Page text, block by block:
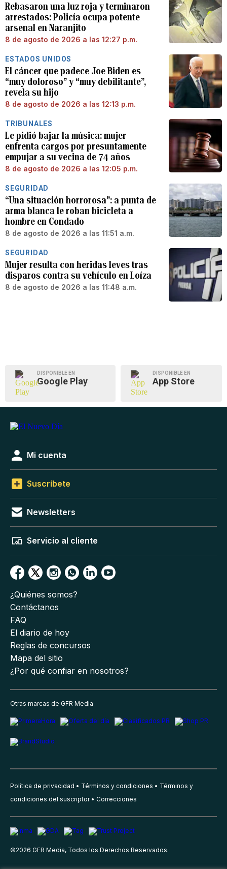
Rebasaron una luz roja y terminaron
arrestados: Policía ocupa potente
arsenal en Naranjito
8 de agosto de 2026 a las 12:27 p.m.
ESTADOS UNIDOS
El cáncer que padece Joe Biden es
“muy doloroso” y “muy debilitante”,
revela su hijo
8 de agosto de 2026 a las 12:13 p.m.
TRIBUNALES
Le pidió bajar la música: mujer
enfrenta cargos por presuntamente
empujar a su vecina de 74 años
8 de agosto de 2026 a las 12:05 p.m.
SEGURIDAD
“Una situación horrorosa”: a punta de
arma blanca le roban bicicleta a
hombre en Condado
8 de agosto de 2026 a las 11:51 a.m.
SEGURIDAD
Mujer resulta con heridas leves tras
disparos contra su vehículo en Loíza
8 de agosto de 2026 a las 11:48 a.m.
DISPONIBLE EN
Google Play
DISPONIBLE EN
App Store
Mi cuenta
Suscríbete
Newsletters
Servicio al cliente
¿Quiénes somos?
Contáctanos
FAQ
El diario de hoy
Reglas de concursos
Mapa del sitio
¿Por qué confiar en nosotros?
Otras marcas de GFR Media
Política de privacidad Términos y condiciones
Términos y
condiciones del suscriptor
Correcciones
©2026 GFR Media, Todos los Derechos Reservados.